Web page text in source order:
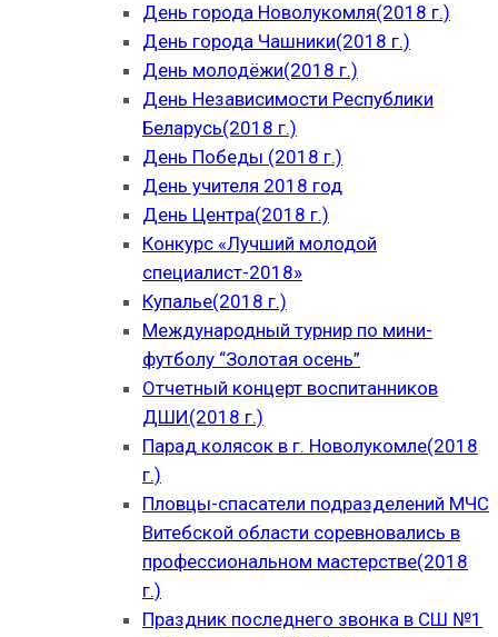
День города Новолукомля(2018 г.)
День города Чашники(2018 г.)
День молодёжи(2018 г.)
День Независимости Республики
Беларусь(2018 г.)
День Победы (2018 г.)
День учителя 2018 год
День Центра(2018 г.)
Конкурс «Лучший молодой
специалист-2018»
Купалье(2018 г.)
Международный турнир по мини-
футболу “Золотая осень”
Отчетный концерт воспитанников
ДШИ(2018 г.)
Парад колясок в г. Новолукомле(2018
г.)
Пловцы-спасатели подразделений МЧС
Витебской области соревновались в
профессиональном мастерстве(2018
г.)
Праздник последнего звонка в СШ №1